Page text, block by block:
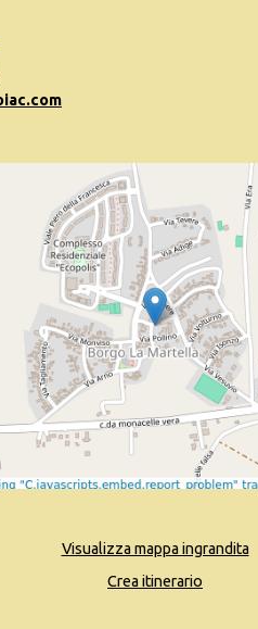
Visualizza mappa ingrandita
Crea itinerario